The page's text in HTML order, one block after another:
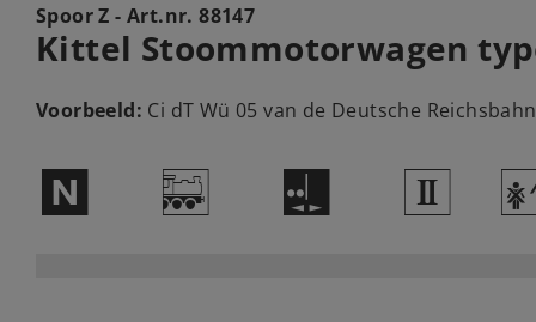
Spoor Z - Art.nr.88147
Kittel Stoommotorwagen
Voorbeeld: Ci dT Wü 05 van de Deutsche
$ / E 2